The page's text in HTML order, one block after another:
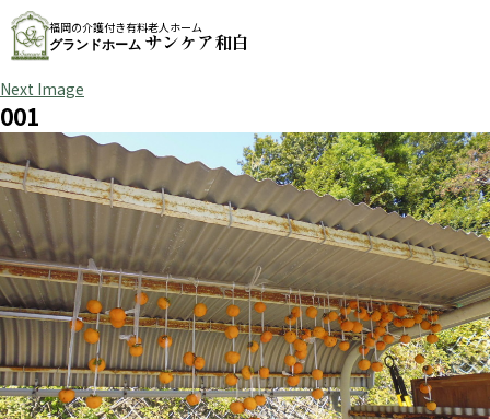
福岡の介護付き有料老人ホーム
グランドホーム サンケア和白
Next Image
001